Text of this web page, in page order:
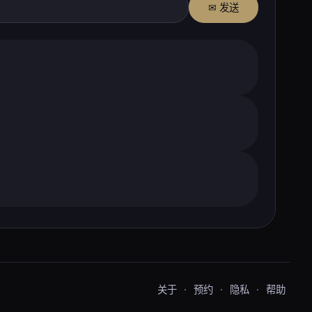
✉ 发送
关于 · 预约 · 隐私 · 帮助